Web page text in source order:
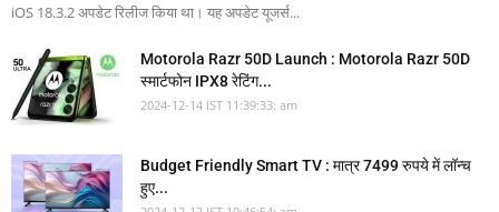
iOS 18.3.2 अपडेट रिलीज किया था। यह अपडेट यूजर्स...
Motorola Razr 50D Launch : Motorola Razr 50D
स्मार्टफोन IPX8 रेटिंग...
2024-12-14 IST 11:39:33: am
Budget Friendly Smart TV : मात्र 7499 रुपये में लॉन्च
हुए...